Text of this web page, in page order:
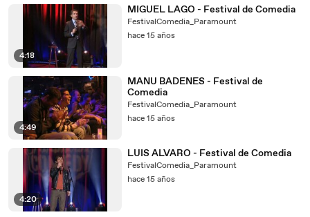
4:18
MIGUEL LAGO - Festival de Comedia
FestivalComedia_Paramount
hace 15 años
4:49
MANU BADENES - Festival de
Comedia
FestivalComedia_Paramount
hace 15 años
4:20
LUIS ALVARO - Festival de Comedia
FestivalComedia_Paramount
hace 15 años